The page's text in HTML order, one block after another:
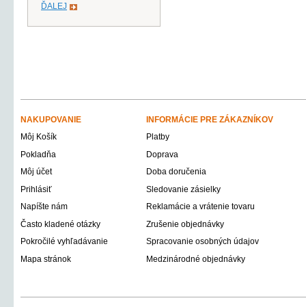
ĎALEJ
NAKUPOVANIE
INFORMÁCIE PRE ZÁKAZNÍKOV
Môj Košík
Platby
Pokladňa
Doprava
Môj účet
Doba doručenia
Prihlásiť
Sledovanie zásielky
Napíšte nám
Reklamácie a vrátenie tovaru
Často kladené otázky
Zrušenie objednávky
Pokročilé vyhľadávanie
Spracovanie osobných údajov
Mapa stránok
Medzinárodné objednávky